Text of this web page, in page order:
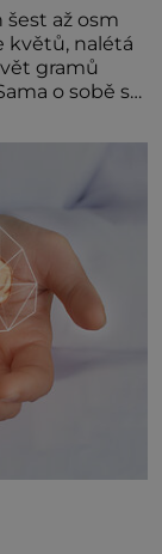
až osm
květů, nalétá
gramů
o sobě se
včelstva,